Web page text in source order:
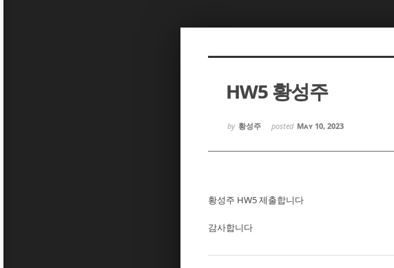
HW5 황성주
by 황성주 posted May 10, 2023
황성주 HW5 제출합니다
감사합니다
Sketchbook5, 스케치북5
Sketchbook5, 스케치북5
Sketchbook5, 스케치북5
Sketchbook5, 스케치북5